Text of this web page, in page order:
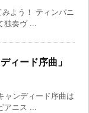
よう！ ティンパニ
独奏ヴ ...
ィード序曲」
ャンディード序曲は
アニス ...